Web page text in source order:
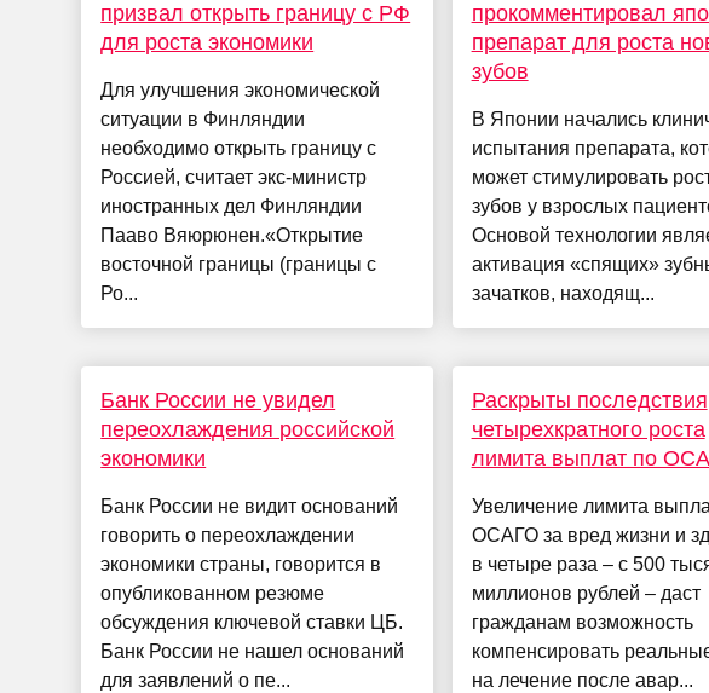
призвал открыть границу с РФ
для роста экономики
Для улучшения экономической
ситуации в Финляндии
необходимо открыть границу с
Россией, считает экс-министр
иностранных дел Финляндии
Пааво Вяюрюнен.«Открытие
восточной границы (границы с
Ро...
Банк России не увидел
переохлаждения российской
экономики
Банк России не видит оснований
говорить о переохлаждении
экономики страны, говорится в
опубликованном резюме
обсуждения ключевой ставки ЦБ.
Банк России не нашел оснований
для заявлений о пе...
прокомментировал
препарат для роста
зубов
В Японии начались
испытания препарата,
может стимулировать
зубов у взрослых
Основой технологии
активация «спящих»
зачатков, находящ...
Раскрыты последствия
четырехкратного роста
лимита выплат по
Увеличение лимита
ОСАГО за вред жизни и
в четыре раза – с 500
миллионов рублей – даст
гражданам возможность
компенсировать
на лечение после авар...